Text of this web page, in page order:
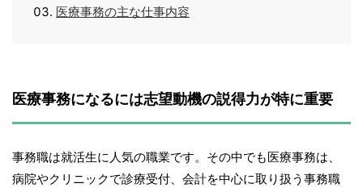
医療事務の主な仕事内容
医療事務になるには志望動機の説得力が特に重要
事務職は就活生に人気の職業です。その中でも医療事務は、
病院やクリニックで診療受付、会計を中心に取り扱う事務職